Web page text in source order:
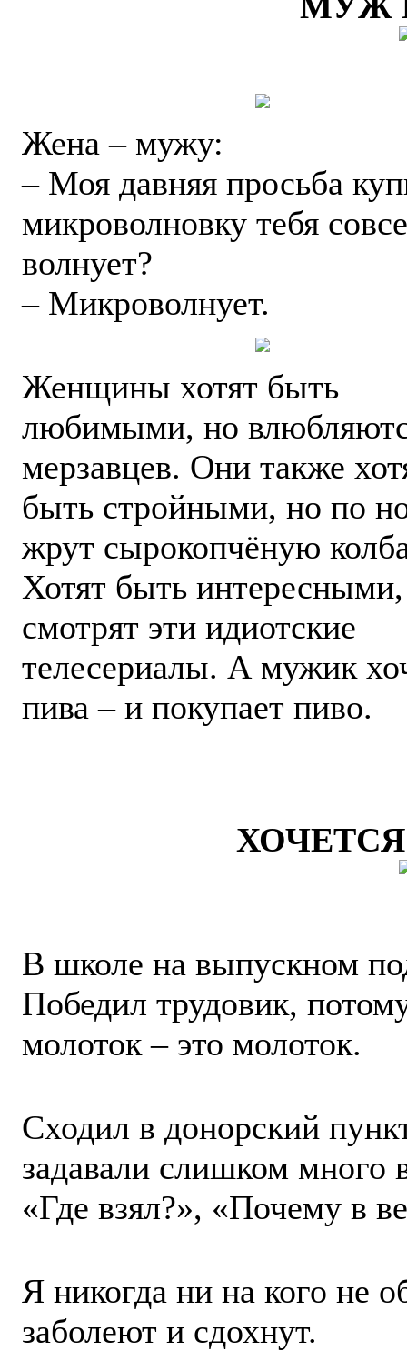
Жена – мужу:
– Моя давняя просьба
микроволновку тебя
волнует?
– Микроволнует.
Женщины хотят быть
любимыми, но
мерзавцев. Они также
быть стройными, но по
жрут сырокопчёную
Хотят быть
смотрят эти идиотские
телесериалы. А мужик
пива – и покупает пиво.
В школе на выпускном
Победил трудовик,
молоток – это молоток.
Сходил в донорский
задавали слишком много
«Где взял?», «Почему в
Я никогда ни на кого не
заболеют и сдохнут.